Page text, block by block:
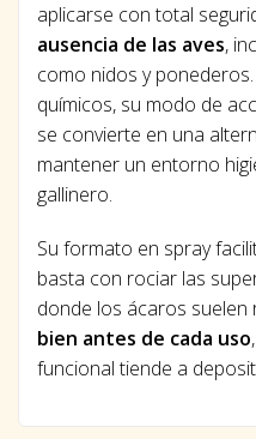
aplicarse con total
ausencia de las aves,
como nidos y
químicos, su modo de
se convierte en una
mantener un entorno
gallinero.
Su formato en spray
basta con rociar las
donde los ácaros suelen
bien antes de cada uso
funcional tiende a